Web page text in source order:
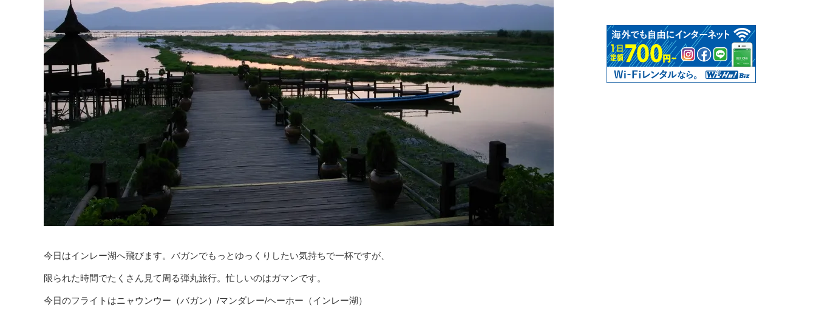
今日はインレー湖へ飛びます。バガンでもっとゆっくりしたい気持ちで一杯ですが、
限られた時間でたくさん見て周る弾丸旅行。忙しいのはガマンです。
今日のフライトはニャウンウー（バガン）/マンダレー/ヘーホー（インレー湖）